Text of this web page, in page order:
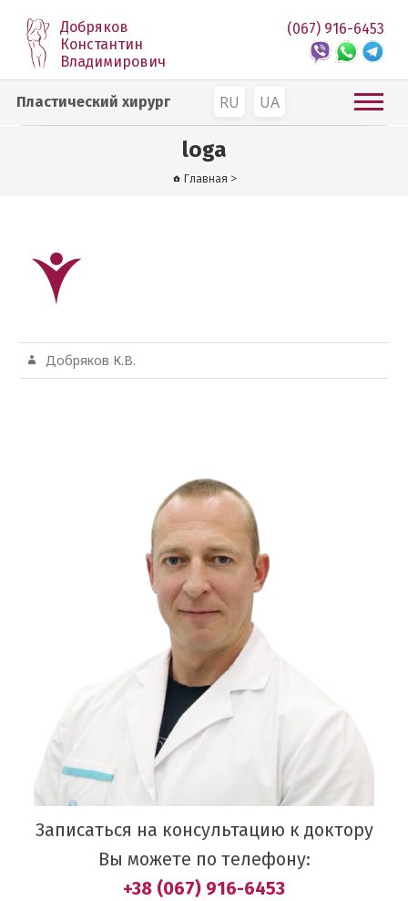
Добряков
Константин
Владимирович
RU UA
(067) 916-6453
Пластический хирург
loga
Главная >
Добряков К.В.
Записаться на консультацию к доктору
Вы можете по телефону:
+38 (067) 916-6453